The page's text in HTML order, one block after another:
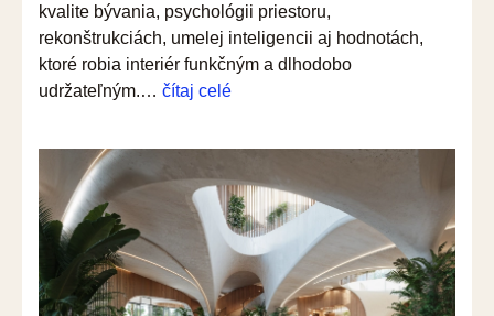
kvalite bývania, psychológii priestoru,
rekonštrukciách, umelej inteligencii aj hodnotách,
ktoré robia interiér funkčným a dlhodobo
udržateľným.… čítaj celé“Keď
publikum:
INTEBOLD
na
Nábytku
a